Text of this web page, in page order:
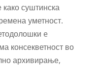
суштинска
уметност.
e
консекветност во
архивирање,